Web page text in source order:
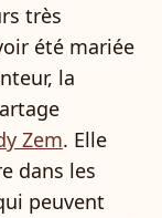
très
été mariée
la
Zem. Elle
dans les
peuvent